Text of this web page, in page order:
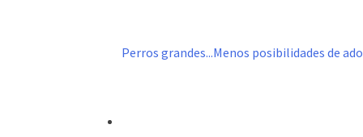
Perros grandes...Menos posibilidades de